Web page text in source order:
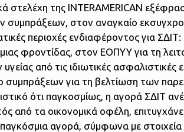
στελέχη της INTERAMERICAN
συμπράξεων, στον αναγκαίο
περιοχές ενδιαφέροντος για ΣΔΙΤ:
φροντίδας, στον ΕΟΠΥΥ για τη
από τις ιδιωτικές ασφαλιστικές
συμπράξεων για τη βελτίωση των
ότι παγκοσμίως, η αγορά ΣΔΙΤ
από τα οικονομικά οφέλη,
παγκόσμια αγορά, σύμφωνα με